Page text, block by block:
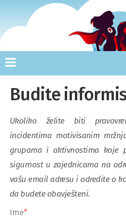
Budite
Ukoliko želite biti
incidentima motivisanim
grupama i aktivnostima koje
sigurnost u zajednicama na
vašu email adresu i odredite o
da budete obavješteni.
Ime*